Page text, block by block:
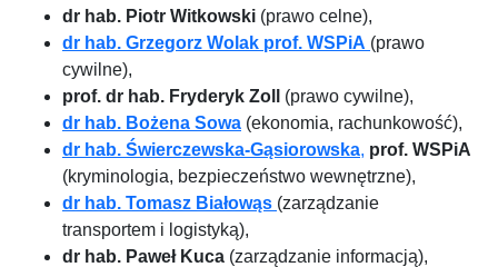
dr hab. Piotr Witkowski (prawo celne),
dr hab. Grzegorz Wolak prof. WSPiA (prawo
cywilne),
prof. dr hab. Fryderyk Zoll
(prawo cywilne),
dr hab. Bożena Sowa (ekonomia, rachunkowość),
dr hab. Świerczewska-Gąsiorowska, prof. WSPiA
(kryminologia, bezpieczeństwo wewnętrzne),
dr hab. Tomasz Białowąs (zarządzanie
transportem i logistyką),
dr hab. Paweł Kuca (zarządzanie informacją),